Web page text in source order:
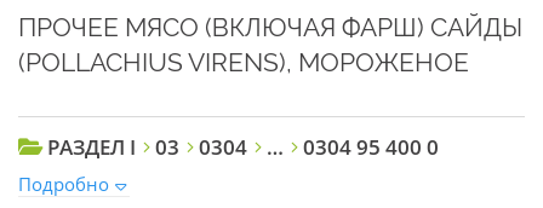
ПРОЧЕЕ МЯСО (ВКЛЮЧАЯ ФАРШ) САЙДЫ
(POLLACHIUS VIRENS), МОРОЖЕНОЕ
РАЗДЕЛ I 03 0304 … 0304 95 400 0
Подробно